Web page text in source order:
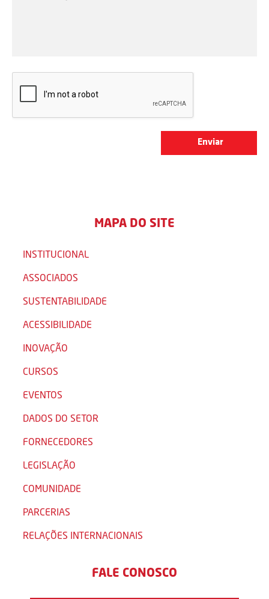
MAPA DO SITE
INSTITUCIONAL
ASSOCIADOS
SUSTENTABILIDADE
ACESSIBILIDADE
INOVAÇÃO
CURSOS
EVENTOS
DADOS DO SETOR
FORNECEDORES
LEGISLAÇÃO
COMUNIDADE
PARCERIAS
RELAÇÕES INTERNACIONAIS
FALE CONOSCO